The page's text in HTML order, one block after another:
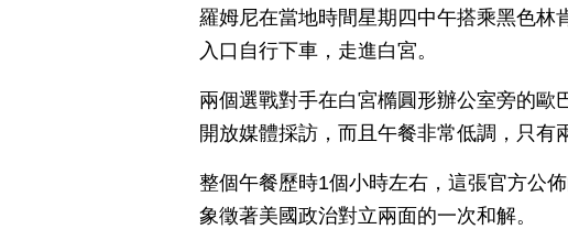
羅姆尼在當地時間星期四中午搭乘黑色林
入口自行下車，走進白宮。
兩個選戰對手在白宮橢圓形辦公室旁的
開放媒體採訪，而且午餐非常低調，只有
整個午餐歷時1個小時左右，這張官方公
象徵著美國政治對立兩面的一次和解。